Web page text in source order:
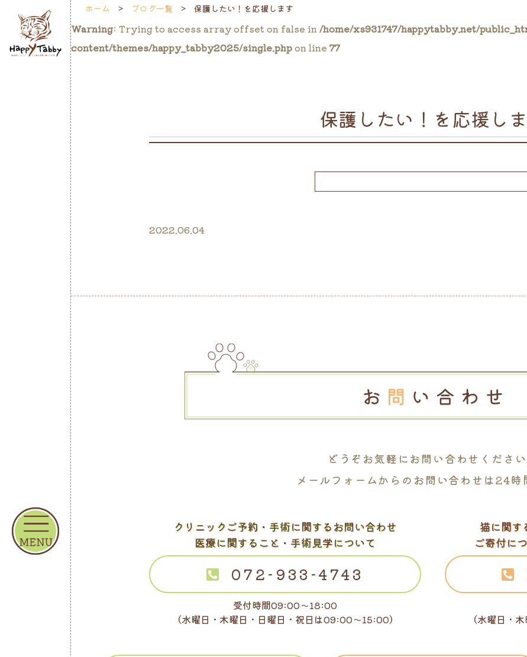
ホーム ブログ一覧 保護したい！を応援します
Warning: Trying to access array offset on false in/home/xs931747/happytabby.net/
content/themes/happy_tabby2025/single.phpon line 77
保護したい！を応援し
2022.06.04
どうぞお気軽にお問い合わせください
メールフォームからの お問い合わせは24時
クリニックご予約 ・ 手術に関するお問い合わせ
医療に関すること・手術見学について
072-933-4743
受付時間09:00～18:00
（水曜日・木曜日・日曜日・祝日は09:00～15:00）
猫に関す
ご寄付に
（水曜日・